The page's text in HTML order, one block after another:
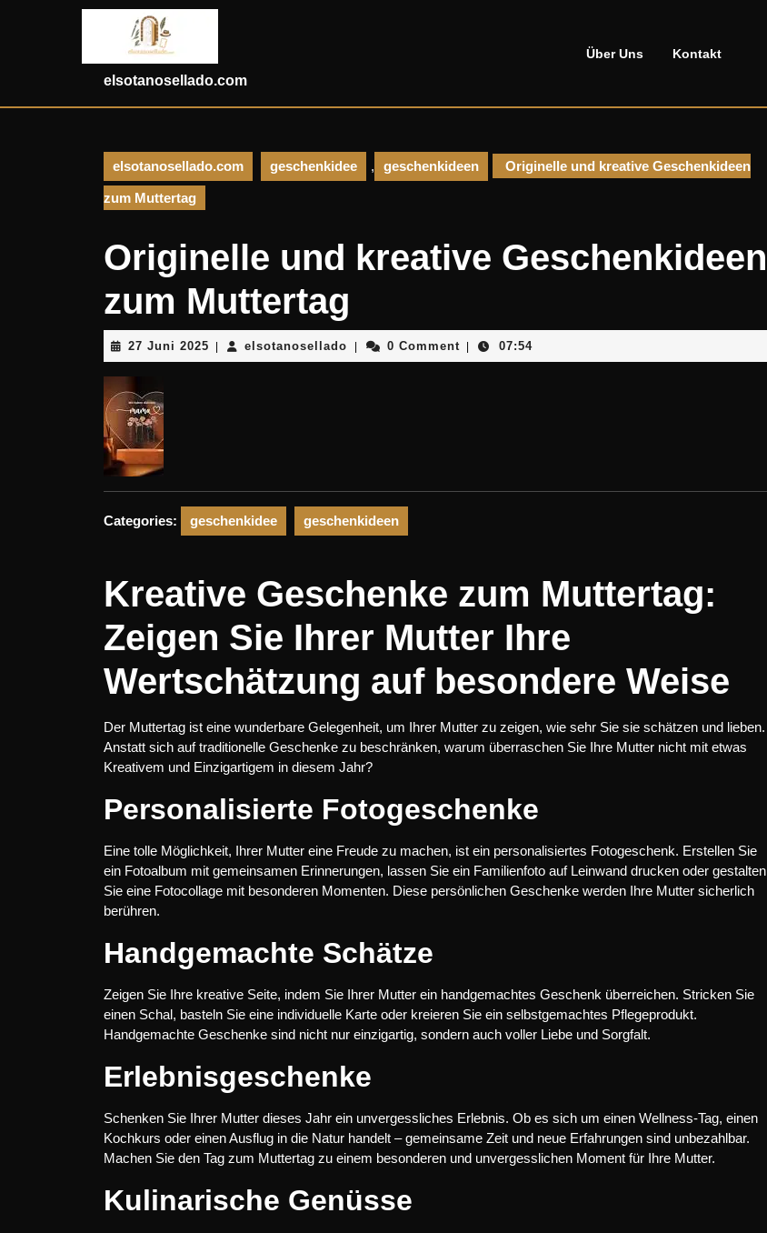
elsotanosellado.com
Über Uns Kontakt
elsotanosellado.com geschenkidee , geschenkideen Originelle und kreative Geschenkideen
zum Muttertag
Originelle und kreative Geschenkideen
zum Muttertag
27 Juni 2025 27
Juni
elsotanosellado elsotanosellado
0 Comment 07:54
Categories: geschenkidee geschenkideen
Kreative Geschenke zum Muttertag:
Zeigen Sie Ihrer Mutter Ihre
Wertschätzung auf besondere Weise
Der Muttertag ist eine wunderbare Gelegenheit, um Ihrer Mutter zu zeigen, wie sehr Sie sie schätzen und lieben.
Anstatt sich auf traditionelle Geschenke zu beschränken, warum überraschen Sie Ihre Mutter nicht mit etwas
Kreativem und Einzigartigem in diesem Jahr?
Personalisierte Fotogeschenke
Eine tolle Möglichkeit, Ihrer Mutter eine Freude zu machen, ist ein personalisiertes Fotogeschenk. Erstellen Sie
ein Fotoalbum mit gemeinsamen Erinnerungen, lassen Sie ein Familienfoto auf Leinwand drucken oder gestalten
Sie eine Fotocollage mit besonderen Momenten. Diese persönlichen Geschenke werden Ihre Mutter sicherlich
berühren.
Handgemachte Schätze
Zeigen Sie Ihre kreative Seite, indem Sie Ihrer Mutter ein handgemachtes Geschenk überreichen. Stricken Sie
einen Schal, basteln Sie eine individuelle Karte oder kreieren Sie ein selbstgemachtes Pflegeprodukt.
Handgemachte Geschenke sind nicht nur einzigartig, sondern auch voller Liebe und Sorgfalt.
Erlebnisgeschenke
Schenken Sie Ihrer Mutter dieses Jahr ein unvergessliches Erlebnis. Ob es sich um einen Wellness-Tag, einen
Kochkurs oder einen Ausflug in die Natur handelt – gemeinsame Zeit und neue Erfahrungen sind unbezahlbar.
Machen Sie den Tag zum Muttertag zu einem besonderen und unvergesslichen Moment für Ihre Mutter.
Kulinarische Genüsse